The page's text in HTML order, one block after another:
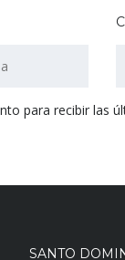
para recibir las
SANTO